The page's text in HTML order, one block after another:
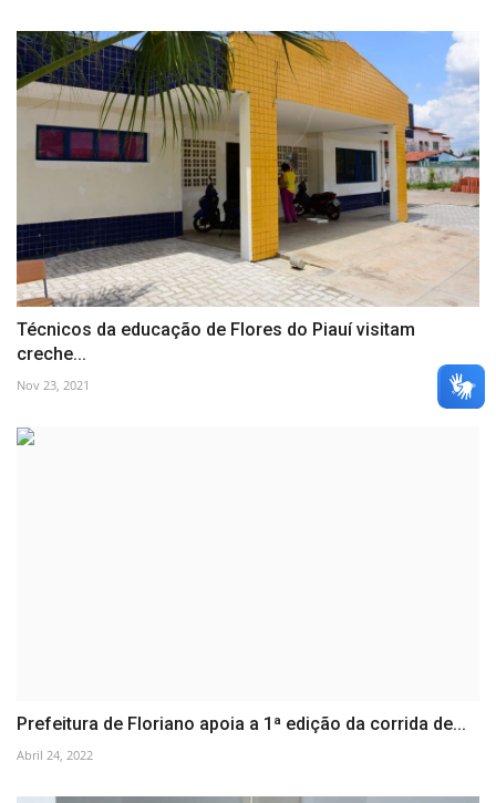
Técnicos da educação de Flores do Piauí visitam
creche...
Nov 23, 2021
Prefeitura de Floriano apoia a 1ª edição da corrida de...
Abril 24, 2022